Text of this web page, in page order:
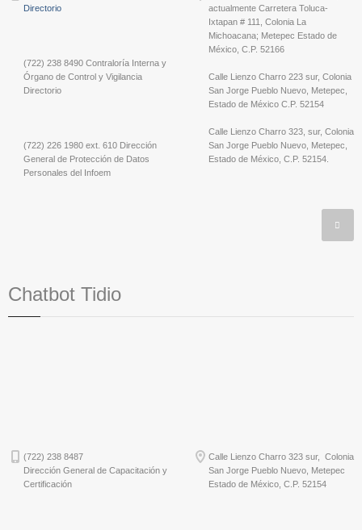
Directorio
(722) 238 8490 Contraloría Interna y
Órgano de Control y Vigilancia
Directorio
(722) 226 1980 ext. 610 Dirección
General de Protección de Datos
Personales del Infoem
actualmente Carretera Toluca-
Ixtapan # 111, Colonia La
Michoacana; Metepec Estado de
México, C.P. 52166
Calle Lienzo Charro 223 sur, Colonia
San Jorge Pueblo Nuevo, Metepec,
Estado de México C.P. 52154
Calle Lienzo Charro 323, sur, Colonia
San Jorge Pueblo Nuevo, Metepec,
Estado de México, C.P. 52154.
Chatbot Tidio
(722) 238 8487
Dirección General de Capacitación y
Certificación
Calle Lienzo Charro 323 sur, Colonia
San Jorge Pueblo Nuevo, Metepec
Estado de México, C.P. 52154